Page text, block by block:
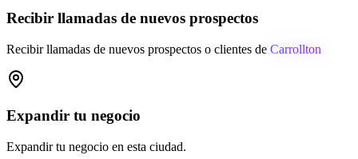
Recibir llamadas de nuevos prospectos
Recibir llamadas de nuevos prospectos o clientes de Carrollton
Expandir tu negocio
Expandir tu negocio en esta ciudad.